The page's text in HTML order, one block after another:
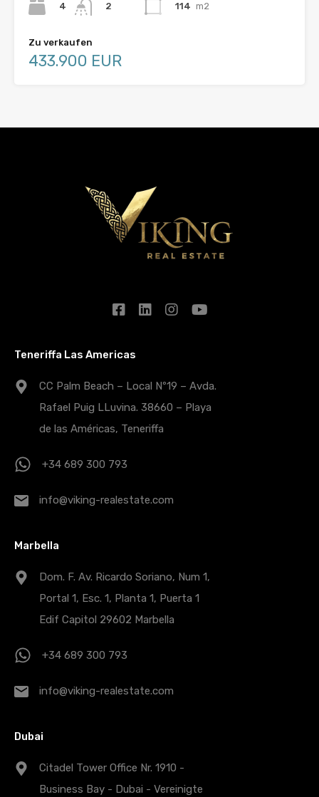
4
2
114 m2
Zu verkaufen
433.900 EUR
Teneriffa Las Americas
CC Palm Beach – Local Nº19 – Avda.
Rafael Puig LLuvina. 38660 – Playa
de las Américas, Teneriffa
+34 689 300 793
info@viking-realestate.com
Marbella
Dom. F. Av. Ricardo Soriano, Num 1,
Portal 1, Esc. 1, Planta 1, Puerta 1
Edif Capitol 29602 Marbella
+34 689 300 793
info@viking-realestate.com
Dubai
Citadel Tower Office Nr. 1910 -
Business Bay - Dubai - Vereinigte